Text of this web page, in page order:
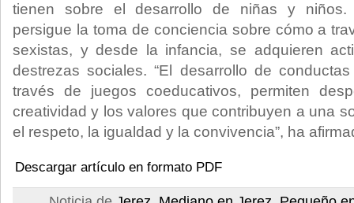
tienen sobre el desarrollo de niñas y niños.
persigue la toma de conciencia sobre cómo a
sexistas, y desde la infancia, se adquieren
destrezas sociales. “El desarrollo de
través de juegos coeducativos, permiten
creatividad y los valores que contribuyen a una
el respeto, la igualdad y la convivencia”, ha
Descargar artículo en formato PDF